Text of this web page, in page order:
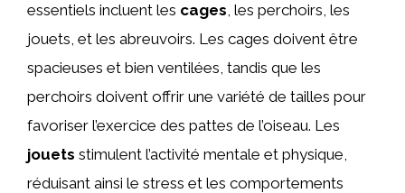
essentiels incluent les cages , les perchoirs, les
jouets, et les abreuvoirs. Les cages doivent être
spacieuses et bien ventilées, tandis que les
perchoirs doivent offrir une variété de tailles pour
favoriser l’exercice des pattes de l’oiseau. Les
jouets stimulent l’activité mentale et physique,
réduisant ainsi le stress et les comportements